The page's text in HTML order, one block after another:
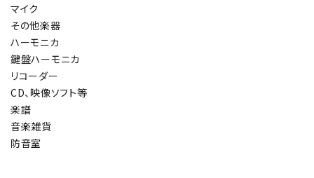
マイク
その他楽器
ハーモニカ
鍵盤ハーモニカ
リコーダー
CD、映像ソフト等
楽譜
音楽雑貨
防音室